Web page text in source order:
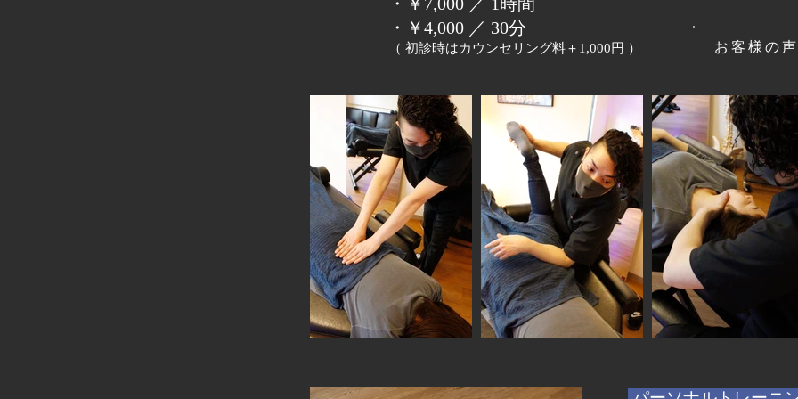
・￥4,000 ／ 30分
（ 初診時はカウンセリング料＋1,000円 ） お客様の